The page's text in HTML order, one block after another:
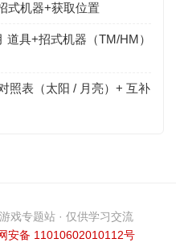
式机器+获取位置
具+招式机器（TM/HM）
照表（太阳 / 月亮）+ 互补
戏专题站 · 仅供学习交流
安备 11010602010112号